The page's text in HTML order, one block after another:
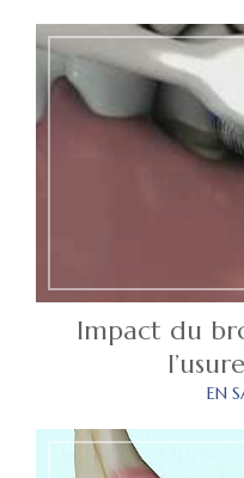
Impact du
EN